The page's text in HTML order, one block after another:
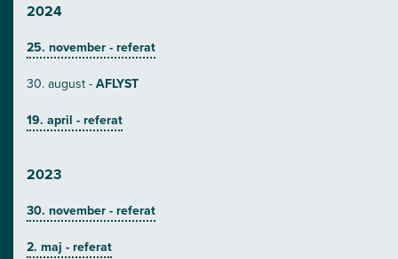
2024
25. november - referat
30. august -AFLYST
19. april - referat
2023
30. november - referat
2. maj - referat